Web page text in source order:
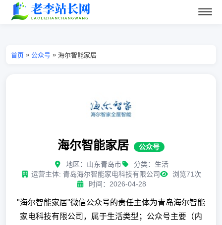
首页 » 公众号 » 海尔智能家居
海尔智能家居 公众号
地区：山东青岛市
分类：生活
运营主体: 青岛海尔智能家电科技有限公司
浏览71次
时间：2026-04-28
"海尔智能家居"微信公众号的责任主体为青岛海尔智能
家电科技有限公司，属于生活类型；公众号主要（内